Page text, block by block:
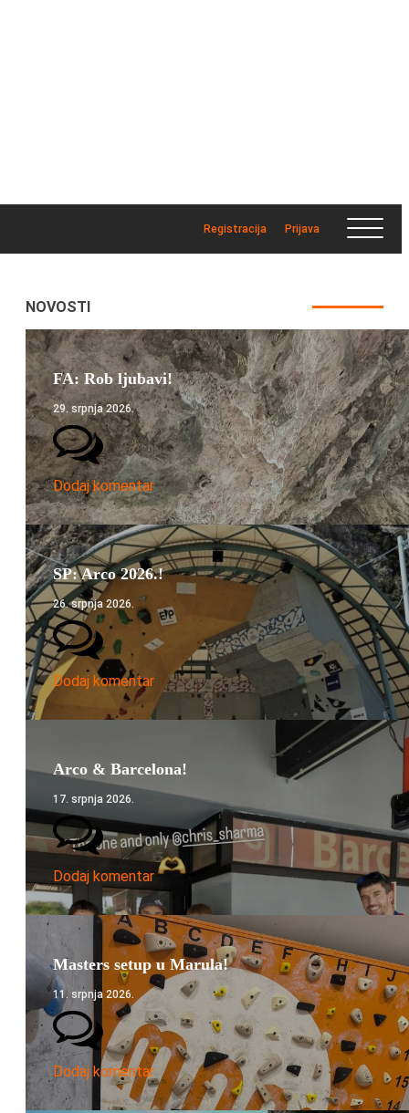
Registracija Prijava
NOVOSTI
FA: Rob ljubavi!
29. srpnja 2026.
Dodaj komentar
SP: Arco 2026.!
26. srpnja 2026.
Dodaj komentar
Arco & Barcelona!
17. srpnja 2026.
Dodaj komentar
Masters setup u Marula!
11. srpnja 2026.
Dodaj komentar